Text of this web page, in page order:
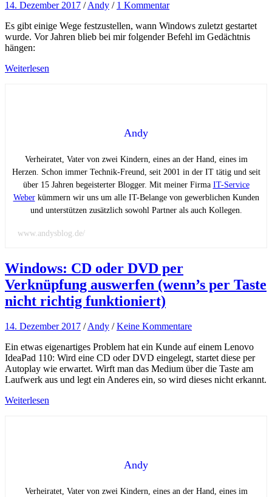
14. Dezember 2017 /Andy / 1 Kommentar
Es gibt einige Wege festzustellen, wann Windows zuletzt gestartet
wurde. Vor Jahren blieb bei mir folgender Befehl im Gedächtnis
hängen:
Weiterlesen
Andy
Verheiratet, Vater von zwei Kindern, eines an der Hand, eines im
Herzen. Schon immer Technik-Freund, seit 2001 in der IT tätig und seit
über 15 Jahren begeisterter Blogger. Mit meiner Firma IT-Service
Weberkümmern wir uns um alle IT-Belange von gewerblichen Kunden
und unterstützen zusätzlich sowohl Partner als auch Kollegen.
www.andysblog.de/
Windows: CD oder DVD per
Verknüpfung auswerfen (wenn’s per Taste
nicht richtig funktioniert)
14. Dezember 2017 /Andy /Keine Kommentare
Ein etwas eigenartiges Problem hat ein Kunde auf einem Lenovo
IdeaPad 110: Wird eine CD oder DVD eingelegt, startet diese per
Autoplay wie erwartet. Wirft man das Medium über die Taste am
Laufwerk aus und legt ein Anderes ein, so wird dieses nicht erkannt.
Weiterlesen
Andy
Verheiratet, Vater von zwei Kindern, eines an der Hand, eines im